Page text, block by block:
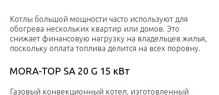
Котлы большой мощности часто используют для
обогрева нескольких квартир или домов. Это
снижает финансовую нагрузку на владельцев жилья,
поскольку оплата топлива делится на всех поровну.
MORA-TOP SA 20 G 15 кВт
Газовый конвекционный котел, изготовленный